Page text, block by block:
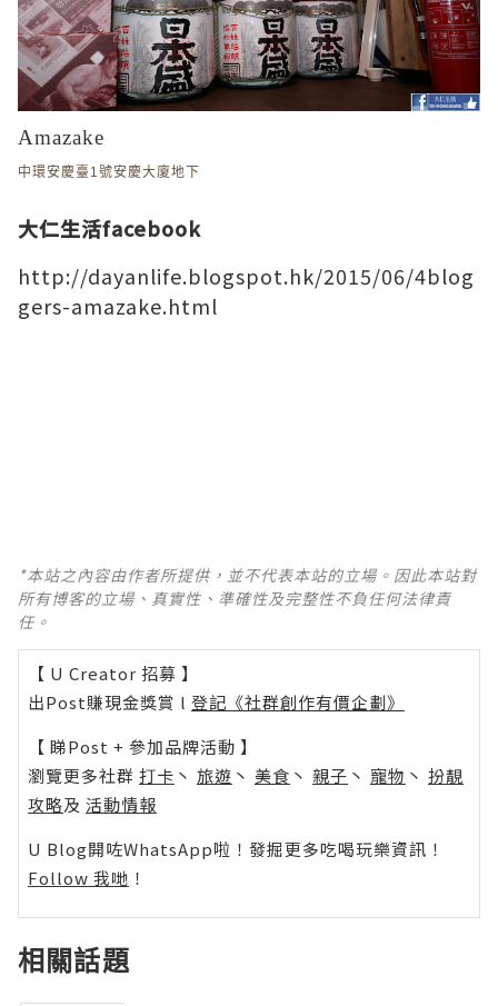
Amazake
中環安慶臺1號安慶大廈地下
大仁生活facebook
http://dayanlife.blogspot.hk/2015/06/4blog
gers-amazake.html
*本站之內容由作者所提供，並不代表本站的立場。因此本站對
所有博客的立場、真實性、準確性及完整性不負任何法律責
任。
【 U Creator 招募 】
出Post賺現金獎賞 l 登記《社群創作有價企劃》
【 睇Post + 參加品牌活動 】
瀏覽更多社群 打卡 丶 旅遊 丶 美食 丶 親子 丶 寵物 丶 扮靚
攻略及 活動情報
U Blog開咗WhatsApp啦！發掘更多吃喝玩樂資訊！
Follow 我哋 ！
相關話題